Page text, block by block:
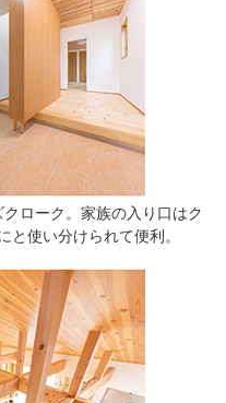
ローク。家族の入り口はク
と使い分けられて便利。